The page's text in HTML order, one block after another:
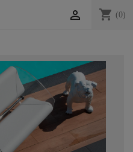
shopping_cart (0)
